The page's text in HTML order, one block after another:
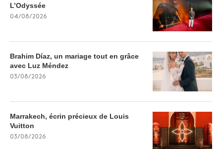
L’Odyssée
04/08/2026
Brahim Díaz, un mariage tout en grâce
avec Luz Méndez
03/08/2026
Marrakech, écrin précieux de Louis
Vuitton
03/08/2026